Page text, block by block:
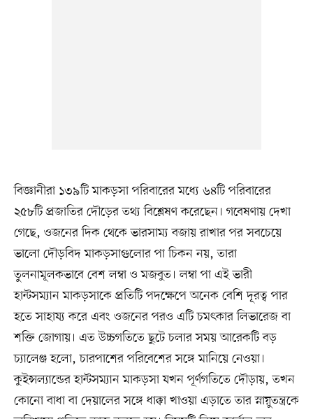
বিজ্ঞানীরা ১৩৯টি মাকড়সা পরিবারের মধ্যে ৬৪টি পরিবারের
২৫৮টি প্রজাতির দৌড়ের তথ্য বিশ্লেষণ করেছেন। গবেষণায় দেখা
গেছে, ওজনের দিক থেকে ভারসাম্য বজায় রাখার পর সবচেয়ে
ভালো দৌড়বিদ মাকড়সাগুলোর পা চিকন নয়, তারা
তুলনামূলকভাবে বেশ লম্বা ও মজবুত। লম্বা পা এই ভারী
হান্টসম্যান মাকড়সাকে প্রতিটি পদক্ষেপে অনেক বেশি দূরত্ব পার
হতে সাহায্য করে এবং ওজনের পরও এটি চমৎকার লিভারেজ বা
শক্তি জোগায়। এত উচ্চগতিতে ছুটে চলার সময় আরেকটি বড়
চ্যালেঞ্জ হলো, চারপাশের পরিবেশের সঙ্গে মানিয়ে নেওয়া।
কুইন্সল্যান্ডের হান্টসম্যান মাকড়সা যখন পূর্ণগতিতে দৌড়ায়, তখন
কোনো বাধা বা দেয়ালের সঙ্গে ধাক্কা খাওয়া এড়াতে তার স্নায়ুতন্ত্রকে